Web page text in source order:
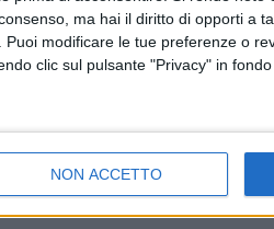
ma hai il diritto di opporti a
modificare le tue preferenze o
clic sul pulsante "Privacy" in fondo
NON ACCETTO